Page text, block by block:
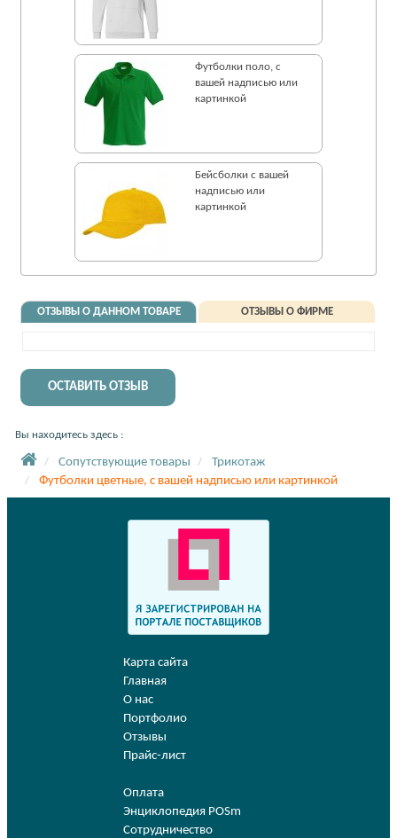
Футболки поло, с
вашей надписью или
картинкой
Бейсболки с вашей
надписью или
картинкой
ОТЗЫВЫ О ДАННОМ ТОВАРЕ ОТЗЫВЫ О ФИРМЕ
ОСТАВИТЬ ОТЗЫВ
Вы находитесь здесь :
Сопутствующие товары
Трикотаж
Футболки цветные, с вашей надписью или картинкой
Карта сайта
Главная
О нас
Портфолио
Отзывы
Прайс-лист
Оплата
Энциклопедия POSm
Сотрудничество